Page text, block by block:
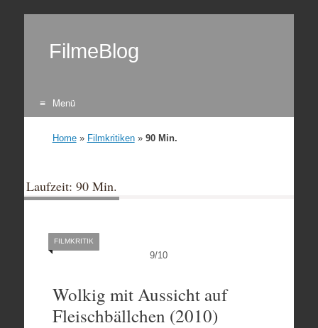
FilmeBlog
Menü
Home» Filmkritiken» 90 Min.
Laufzeit: 90 Min.
9/10
FILMKRITIK
Wolkig mit Aussicht auf
Fleischbällchen (2010)